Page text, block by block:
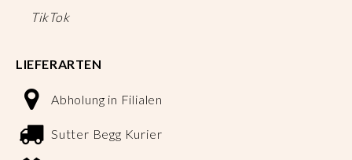
TikTok
LIEFERARTEN
Abholung in Filialen
Sutter Begg Kurier